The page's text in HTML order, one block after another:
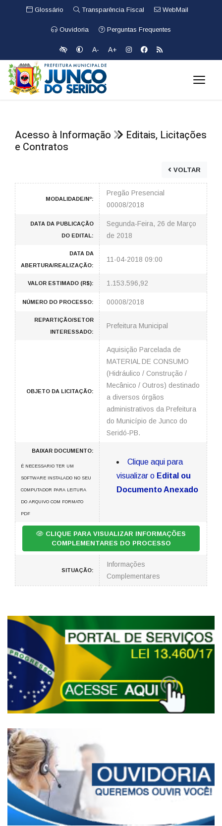
Glossário Transparência Fiscal WebMail
Ouvidoria Perguntas Frequentes
A- A+
Acesso à Informação
Editais, Licitações
e Contratos
VOLTAR
MODALIDADE/Nº:
Pregão Presencial
00008/2018
DATA DA PUBLICAÇÃO
DO EDITAL:
Segunda-Feira, 26 de Março
de 2018
DATA DA
ABERTURA/REALIZAÇÃO:
11-04-2018 09:00
VALOR ESTIMADO (R$): 1.153.596,92
NÚMERO DO PROCESSO: 00008/2018
REPARTIÇÃO/SETOR
INTERESSADO:
Prefeitura Municipal
OBJETO DA LICITAÇÃO:
Aquisição Parcelada de
MATERIAL DE CONSUMO
(Hidráulico / Construção /
Mecânico / Outros) destinado
a diversos órgãos
administrativos da Prefeitura
do Município de Junco do
Seridó-PB.
BAIXAR DOCUMENTO:
É NECESSARIO TER UM
SOFTWARE INSTALADO NO SEU
COMPUTADOR PARA LEITURA
DO ARQUIVO COM FORMATO
PDF
Clique aqui para
visualizar o Edital ou
Documento Anexado
CLIQUE PARA VISUALIZAR INFORMAÇÕES
COMPLEMENTARES DO PROCESSO
SITUAÇÃO:
Informações
Complementares